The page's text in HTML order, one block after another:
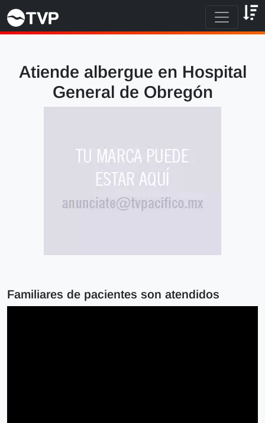
Atiende albergue en Hospital
General de Obregón
Familiares de pacientes son atendidos